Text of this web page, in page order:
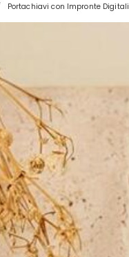
Portachiavi con Impronte Digitali